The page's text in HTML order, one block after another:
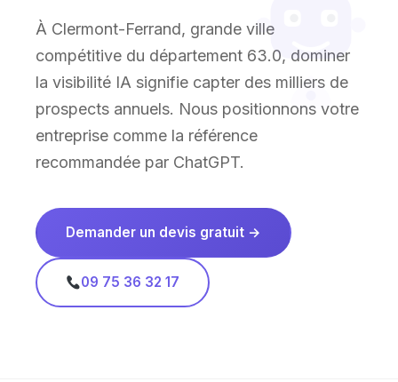
À Clermont-Ferrand, grande ville
compétitive du département 63.0, dominer
la visibilité IA signifie capter des milliers de
prospects annuels. Nous positionnons votre
entreprise comme la référence
recommandée par ChatGPT.
Demander un devis gratuit →
09 75 36 32 17